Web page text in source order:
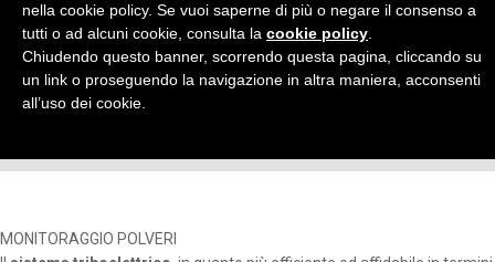
MONITORAGGIO POLVERI
Monitoraggio Polveri
MONITORAGGIO POLVERI
nella cookie policy. Se vuoi saperne di più o negare il consenso a
tutti o ad alcuni cookie, consulta la cookie policy
Chiudendo questo banner, scorrendo questa pagina, cliccando su
un link o proseguendo la navigazione in altra maniera, acconsenti
all’uso dei cookie.